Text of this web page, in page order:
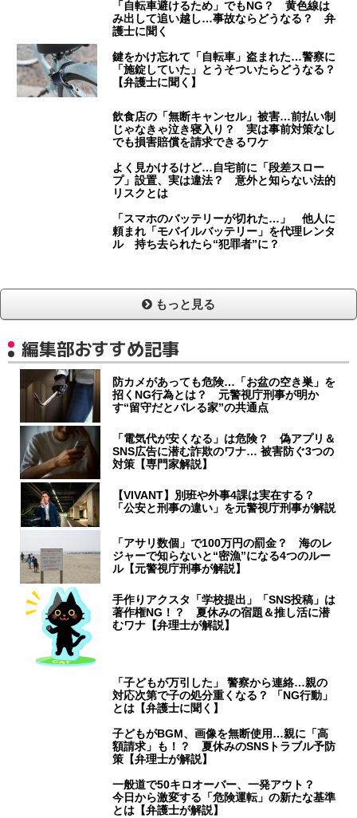
「自転車避けるため」でもNG？ 黄色線は
み出して追い越し…事故ならどうなる？ 弁
護士に聞く
鍵をかけ忘れて「自転車」盗まれた…警察に
「施錠していた」とうそついたらどうなる？
【弁護士に聞く】
飲食店の「無断キャンセル」被害…前払い制
じゃなきゃ泣き寝入り？ 実は事前対策なし
でも損害賠償を請求できるワケ
よく見かけるけど…自宅前に「段差スロー
プ」設置、実は違法？ 意外と知らない法的
リスクとは
「スマホのバッテリーが切れた…」 他人に
頼まれ「モバイルバッテリー」を代理レンタ
ル 持ち去られたら“犯罪者”に？
もっと見る
編集部おすすめ記事
防カメがあっても危険…「お盆の空き巣」を
招くNG行為とは？ 元警視庁刑事が明か
す“留守だとバレる家”の共通点
「電気代が安くなる」は危険？ 偽アプリ＆
SNS広告に潜む詐欺のワナ… 被害防ぐ3つの
対策【専門家解説】
【VIVANT】別班や外事4課は実在する？
「公安と刑事の違い」を元警視庁刑事が解説
「アサリ数個」で100万円の罰金？ 海のレ
ジャーで知らないと“密漁”になる4つのルー
ル【元警視庁刑事が解説】
手作りアクスタ「学校提出」「SNS投稿」は
著作権NG！？ 夏休みの宿題＆推し活に潜
むワナ【弁理士が解説】
「子どもが万引した」 警察から連絡…親の
対応次第で子の処分重くなる？ 「NG行動」
とは【弁護士に聞く】
子どもがBGM、画像を無断使用…親に「高
額請求」も！？ 夏休みのSNSトラブル予防
策【弁理士が解説】
一般道で50キロオーバー、一発アウト？
今日から激変する「危険運転」の新たな基準
とは【弁護士が解説】